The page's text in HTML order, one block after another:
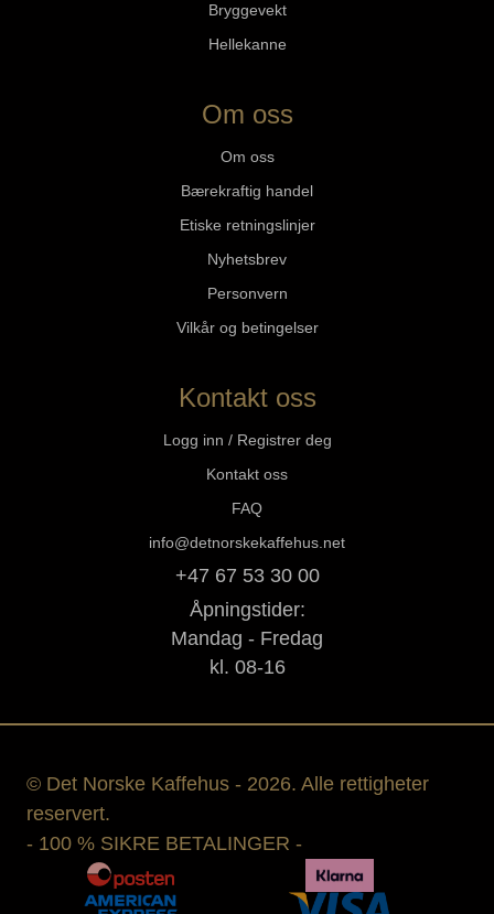
Bryggevekt
Hellekanne
Om oss
Om oss
Bærekraftig handel
Etiske retningslinjer
Nyhetsbrev
Personvern
Vilkår og betingelser
Kontakt oss
Logg inn / Registrer deg
Kontakt oss
FAQ
info@detnorskekaffehus.net
+47 67 53 30 00
Åpningstider:
Mandag - Fredag
kl. 08-16
© Det Norske Kaffehus - 2026. Alle rettigheter
reservert.
- 100 % SIKRE BETALINGER -